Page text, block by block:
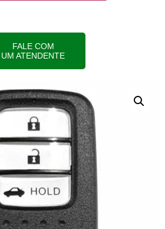
FALE COM
UM ATENDENTE